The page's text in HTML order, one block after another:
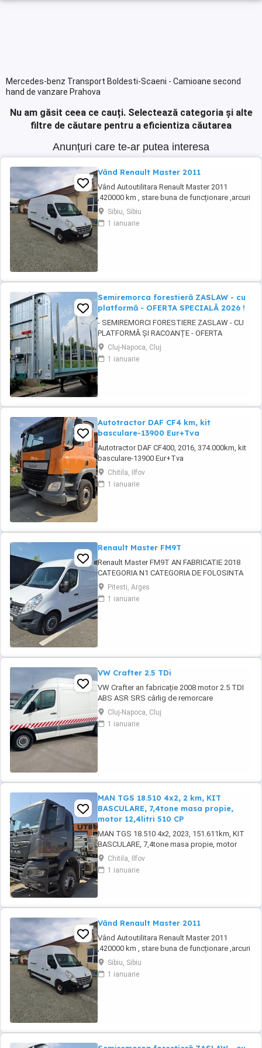
Mercedes-benz Transport Boldesti-Scaeni - Camioane second
hand de vanzare Prahova
Nu am găsit ceea ce cauți. Selectează categoria și alte
filtre de căutare pentru a eficientiza căutarea
Anunțuri care te-ar putea interesa
Vând Renault Master 2011
Vând Autoutilitara Renault Master 2011
,420000 km , stare buna de funcționare ,arcuri
duble pe spate.VT iunie 2027.Asigurarea
expira în 12.08.2026
Sibiu, Sibiu
1 ianuarie
Semiremorca forestieră ZASLAW - cu
platformă - OFERTA SPECIALĂ 2026 !
- SEMIREMORCI FORESTIERE ZASLAW - CU
PLATFORMĂ ȘI RACOANȚE - OFERTA
SPECIALĂ 2026 !! - VEHICULE NOI ( 2025 ) -
VEHICULE PE STOC SAU ÎN FABRICAȚIE
ZASLAW !! DESCRIERE: - Semiremorci
...
Cluj-Napoca, Cluj
1 ianuarie
Autotractor DAF CF4 km, kit
basculare-13900 Eur+Tva
Autotractor DAF CF400, 2016, 374.000km, kit
basculare-13900 Eur+Tva
Chitila, Ilfov
1 ianuarie
Renault Master FM9T
Renault Master FM9T AN FABRICATIE 2018
CATEGORIA N1 CATEGORIA DE FOLOSINTA
AUTOUTILITARA N1 CAROSERIE BB FURGON
PUTERE KW 96 TIP COMBUSTIBIL
MOTORINA NORMA DE POLUARE CE EURO 6
Pitesti, Arges
1 ianuarie
VW Crafter 2.5 TDi
VW Crafter an fabricație 2008 motor 2.5 TDI
ABS ASR SRS cârlig de remorcare
Cluj-Napoca, Cluj
1 ianuarie
MAN TGS 18.510 4x2, 2 km, KIT
BASCULARE, 7,4tone masa propie,
motor 12,4litri 510 CP
MAN TGS 18.510 4x2, 2023, 151.611km, KIT
BASCULARE, 7,4tone masa propie, motor
12,4litri 510 CP
Chitila, Ilfov
1 ianuarie
Vând Renault Master 2011
Vând Autoutilitara Renault Master 2011
,420000 km , stare buna de funcționare ,arcuri
duble pe spate.VT iunie 2027.Asigurarea
expira în 12.08.2026
Sibiu, Sibiu
1 ianuarie